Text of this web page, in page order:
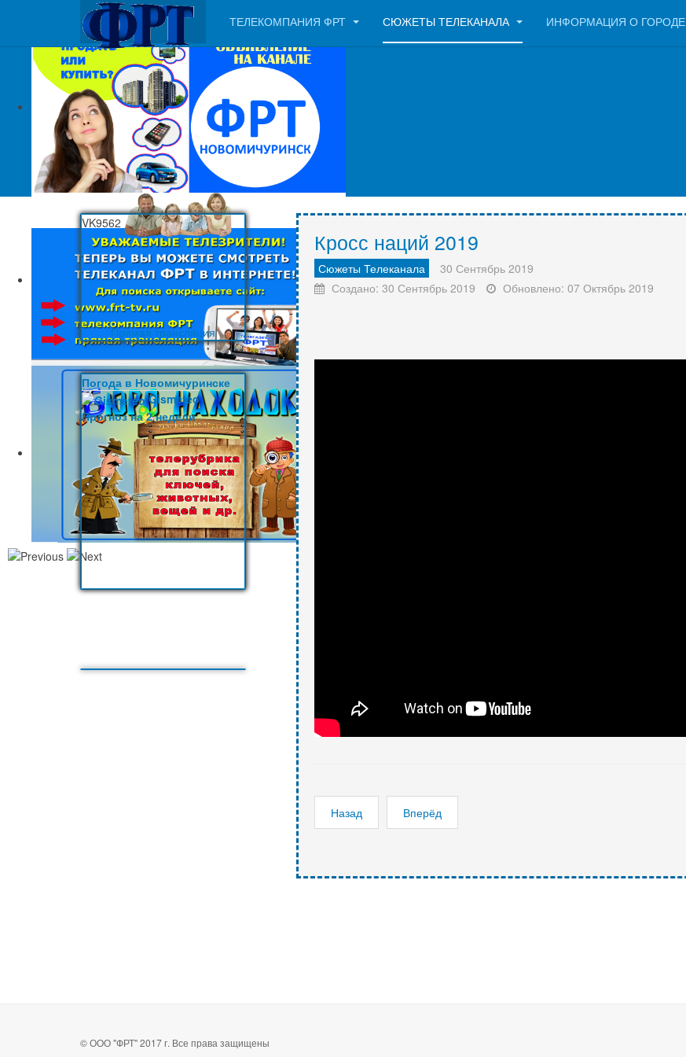
ТЕЛЕКОМПАНИЯ ФРТ
СЮЖЕТЫ ТЕЛЕКАНАЛА ИНФОРМАЦИЯ О ГОРОДЕ
Кросс наций 2019
Сюжеты Телеканала
30 Сентябрь 2019
Создано: 30 Сентябрь 2019
Обновлено: 07 Октябрь 2019
Назад Вперёд
VK9562
Прямая трансляция
Погода в Новомичуринске
Gismeteo
Прогноз на 2 недели
© ООО "ФРТ" 2017 г. Все права защищены